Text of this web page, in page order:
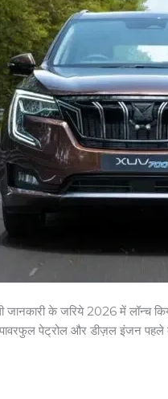
जानकारी के जरिये 2026 में
पावरफुल पेट्रोल और डीज़ल इंजन